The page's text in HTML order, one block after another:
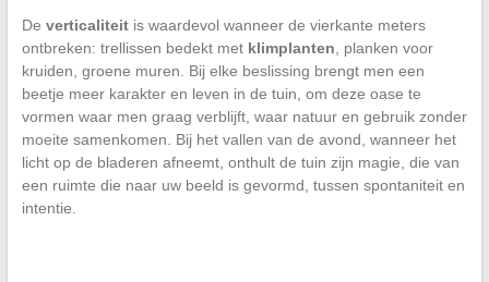
De verticaliteitis waardevol wanneer de vierkante meters
ontbreken: trellissen bedekt met klimplanten , planken voor
kruiden, groene muren. Bij elke beslissing brengt men een
beetje meer karakter en leven in de tuin, om deze oase te
vormen waar men graag verblijft, waar natuur en gebruik zonder
moeite samenkomen. Bij het vallen van de avond, wanneer het
licht op de bladeren afneemt, onthult de tuin zijn magie, die van
een ruimte die naar uw beeld is gevormd, tussen spontaniteit en
intentie.